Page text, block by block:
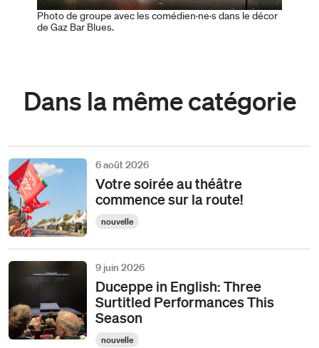
Photo de groupe avec les comédien·ne·s dans le décor
de Gaz Bar Blues.
Dans la même catégorie
Votre soirée au théâtre
commence sur la route!
nouvelle
6 août 2026
Duceppe in English: Three
Surtitled Performances This
Season
nouvelle
9 juin 2026